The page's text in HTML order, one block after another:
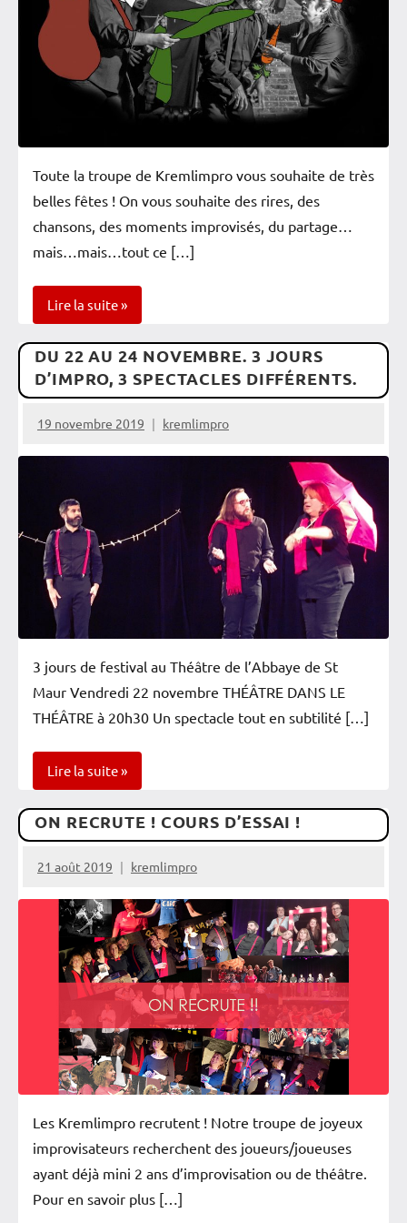
Toute la troupe de Kremlimpro vous souhaite de très
belles fêtes ! On vous souhaite des rires, des
chansons, des moments improvisés, du partage…
mais…mais…tout ce […]
Lire la suite
Vérifiés
Vie de
DU 22 AU 24 NOVEMBRE. 3 JOURS
D’IMPRO, 3 SPECTACLES DIFFÉRENTS.
19 novembre 2019 kremlimpro
3 jours de festival au Théâtre de l’Abbaye de St
Maur Vendredi 22 novembre THÉÂTRE DANS LE
THÉÂTRE à 20h30 Un spectacle tout en subtilité […]
Lire la suite
Festival
Saint-
Maur
Spectacles
Vérifiés
ON RECRUTE ! COURS D’ESSAI !
21 août 2019 kremlimpro
Les Kremlimpro recrutent ! Notre troupe de joyeux
improvisateurs recherchent des joueurs/joueuses
ayant déjà mini 2 ans d’improvisation ou de théâtre.
Pour en savoir plus […]